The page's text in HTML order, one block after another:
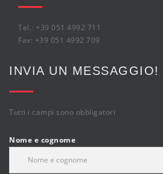
Tel.: +39 051 4992 711
Fax: +39 051 4992 709
INVIA UN MESSAGGIO!
Tutti i campi sono obbligatori
Nome e cognome